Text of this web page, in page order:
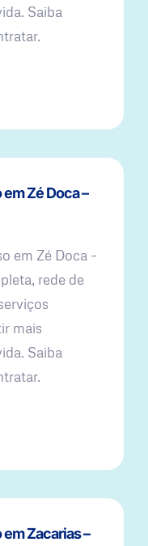
Saiba
Zé Doca –
em Zé Doca –
rede de
mais
Saiba
Zacarias –